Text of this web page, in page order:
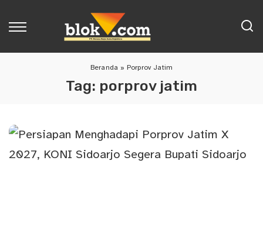
Beranda » Porprov Jatim
Tag: porprov jatim